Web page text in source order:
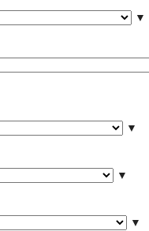
▼
▼
▼
▼